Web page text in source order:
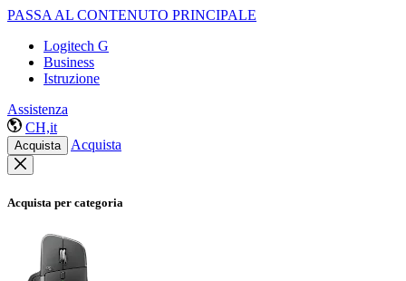
PASSA AL CONTENUTO PRINCIPALE
Logitech G
Business
Istruzione
Assistenza
CH,it
Acquista Acquista
Acquista per categoria